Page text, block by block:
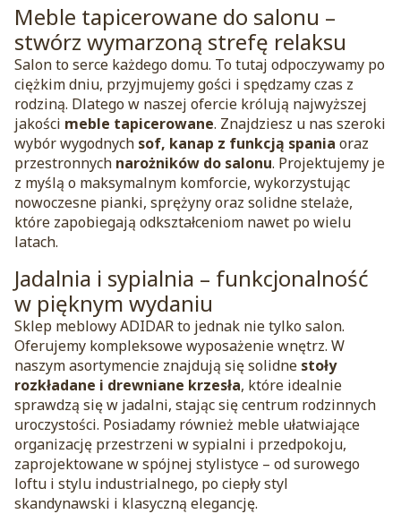
Meble tapicerowane do salonu –
stwórz wymarzoną strefę relaksu
Salon to serce każdego domu. To tutaj odpoczywamy po
ciężkim dniu, przyjmujemy gości i spędzamy czas z
rodziną. Dlatego w naszej ofercie królują najwyższej
jakości meble tapicerowane. Znajdziesz u nas szeroki
wybór wygodnych sof, kanap z funkcją spania oraz
przestronnych narożników do salonu. Projektujemy je
z myślą o maksymalnym komforcie, wykorzystując
nowoczesne pianki, sprężyny oraz solidne stelaże,
które zapobiegają odkształceniom nawet po wielu
latach.
Jadalnia i sypialnia – funkcjonalność
w pięknym wydaniu
Sklep meblowy ADIDAR to jednak nie tylko salon.
Oferujemy kompleksowe wyposażenie wnętrz. W
naszym asortymencie znajdują się solidne stoły
rozkładane i drewniane krzesła, które idealnie
sprawdzą się w jadalni, stając się centrum rodzinnych
uroczystości. Posiadamy również meble ułatwiające
organizację przestrzeni w sypialni i przedpokoju,
zaprojektowane w spójnej stylistyce – od surowego
loftu i stylu industrialnego, po ciepły styl
skandynawski i klasyczną elegancję.